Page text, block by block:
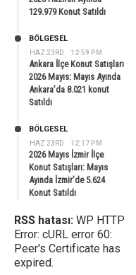
129.979 Konut Satıldı
HAZ 23RD 12:59 PM
BÖLGESEL
Ankara İlçe Konut Satışları
2026 Mayıs: Mayıs Ayında
Ankara’da 8.021 konut
Satıldı
HAZ 23RD 12:17 PM
BÖLGESEL
2026 Mayıs İzmir İlçe
Konut Satışları: Mayıs
Ayında İzmir’de 5.624
Konut Satıldı
RSS hatası: WP HTTP
Error: cURL error 60:
Peer's Certificate has
expired.